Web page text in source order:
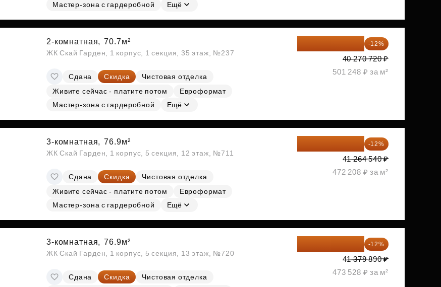
Мастер-зона с гардеробной
Ещё
2-комнатная, 70.7м²
ЖК Скай Гарден, 1 корпус, 1 секция, 35 этаж, №237
Сдана Скидка
Чистовая отделка
Живите сейчас - платите потом
Евроформат
Мастер-зона с гардеробной
Ещё
-12%
40 270 720 ₽
501 248 ₽ за м²
3-комнатная, 76.9м²
ЖК Скай Гарден, 1 корпус, 5 секция, 12 этаж, №711
Сдана Скидка
Чистовая отделка
Живите сейчас - платите потом
Евроформат
Мастер-зона с гардеробной
Ещё
-12%
41 264 540 ₽
472 208 ₽ за м²
3-комнатная, 76.9м²
ЖК Скай Гарден, 1 корпус, 5 секция, 13 этаж, №720
Сдана Скидка
Чистовая отделка
-12%
41 379 890 ₽
473 528 ₽ за м²